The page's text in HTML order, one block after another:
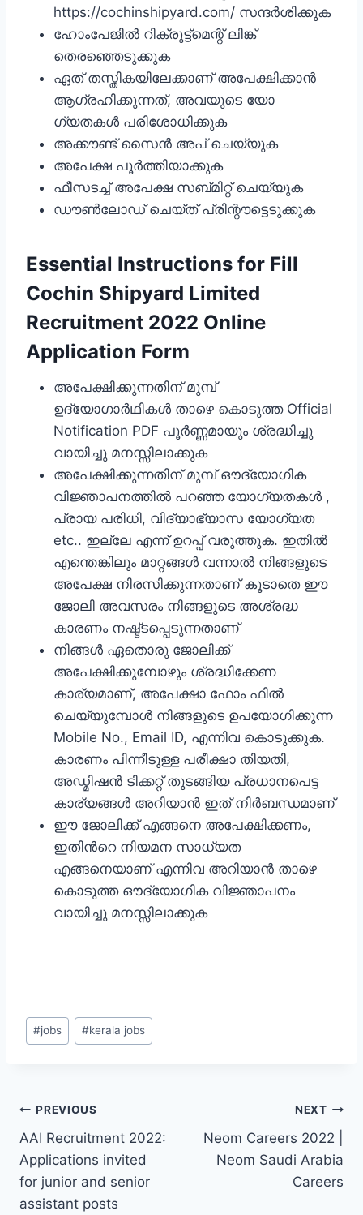
https://cochinshipyard.com/ സന്ദർശിക്കുക
ഹോംപേജിൽ റിക്രൂട്ട്മെന്റ് ലിങ്ക്
തെരഞ്ഞെടുക്കുക
ഏത് തസ്തികയിലേക്കാണ് അപേക്ഷിക്കാൻ
ആ​ഗ്രഹിക്കുന്നത്, അവയുടെ യോ​
ഗ്യതകൾ പരിശോധിക്കുക
അക്കൗണ്ട് സൈൻ അപ് ചെയ്യുക
അപേക്ഷ പൂർത്തിയാക്കുക
ഫീസടച്ച് അപേക്ഷ സബ്മിറ്റ് ചെയ്യുക
ഡൗൺലോഡ് ചെയ്ത് പ്രിന്റൗട്ടെടുക്കുക
Essential Instructions for Fill
Cochin Shipyard Limited
Recruitment 2022 Online
Application Form
അപേക്ഷിക്കുന്നതിന് മുമ്പ്
ഉദ്യോഗാര്‍ഥികള്‍ താഴെ കൊടുത്ത Official
Notification PDF പൂര്‍ണ്ണമായും ശ്രദ്ധിച്ചു
വായിച്ചു മനസ്സിലാക്കുക
അപേക്ഷിക്കുന്നതിന് മുമ്പ് ഔദ്യോഗിക
വിജ്ഞാപനത്തില്‍ പറഞ്ഞ യോഗ്യതകള്‍ ,
പ്രായ പരിധി, വിദ്യാഭ്യാസ യോഗ്യത
etc.. ഇല്ലേ എന്ന് ഉറപ്പ് വരുത്തുക. ഇതില്‍
എന്തെങ്കിലും മാറ്റങ്ങള്‍ വന്നാല്‍ നിങ്ങളുടെ
അപേക്ഷ നിരസിക്കുന്നതാണ് കൂടാതെ ഈ
ജോലി അവസരം നിങ്ങളുടെ അശ്രദ്ധ
കാരണം നഷ്ട്ടപ്പെടുന്നതാണ്
നിങ്ങള്‍ ഏതൊരു ജോലിക്ക്
അപേക്ഷിക്കുമ്പോഴും ശ്രദ്ധിക്കേണ
കാര്യമാണ്, അപേക്ഷാ ഫോം ഫില്‍
ചെയ്യുമ്പോള്‍ നിങ്ങളുടെ ഉപയോഗിക്കുന്ന
Mobile No., Email ID, എന്നിവ കൊടുക്കുക.
കാരണം പിന്നീടുള്ള പരീക്ഷാ തിയതി,
അഡ്മിഷന്‍ ടിക്കറ്റ് തുടങ്ങിയ പ്രധാനപെട്ട
കാര്യങ്ങള്‍ അറിയാന്‍ ഇത് നിര്‍ബന്ധമാണ്‌
ഈ ജോലിക്ക് എങ്ങനെ അപേക്ഷിക്കണം,
ഇതിന്‍റെ നിയമന സാധ്യത
എങ്ങനെയാണ് എന്നിവ അറിയാന്‍ താഴെ
കൊടുത്ത ഔദ്യോഗിക വിജ്ഞാപനം
വായിച്ചു മനസ്സിലാക്കുക
Post
Tags:
#jobs #kerala jobs
Post
navigation
PREVIOUS
AAI Recruitment 2022:
Applications invited
for junior and senior
assistant posts
NEXT
Neom Careers 2022 |
Neom Saudi Arabia
Careers